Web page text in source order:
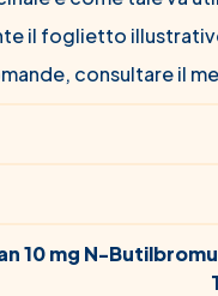
il foglietto
consultare il
10 mg N-